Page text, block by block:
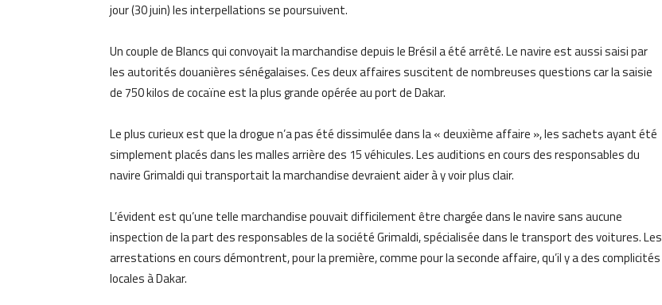
jour (30 juin) les interpellations se poursuivent.
Un couple de Blancs qui convoyait la marchandise depuis le Brésil a été arrêté. Le navire est aussi saisi par
les autorités douanières sénégalaises. Ces deux affaires suscitent de nombreuses questions car la saisie
de 750 kilos de cocaïne est la plus grande opérée au port de Dakar.
Le plus curieux est que la drogue n’a pas été dissimulée dans la « deuxième affaire », les sachets ayant été
simplement placés dans les malles arrière des 15 véhicules. Les auditions en cours des responsables du
navire Grimaldi qui transportait la marchandise devraient aider à y voir plus clair.
L’évident est qu’une telle marchandise pouvait difficilement être chargée dans le navire sans aucune
inspection de la part des responsables de la société Grimaldi, spécialisée dans le transport des voitures. Les
arrestations en cours démontrent, pour la première, comme pour la seconde affaire, qu’il y a des complicités
locales à Dakar.